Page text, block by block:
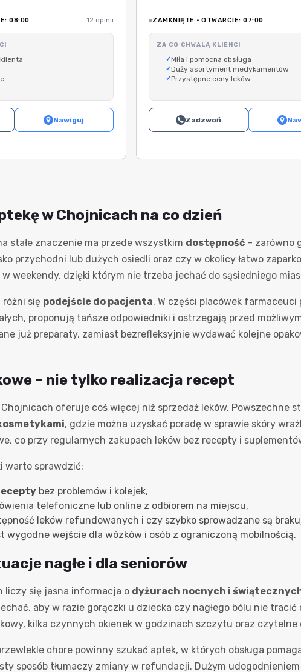
08:00 12 opinii
Nawiguj
ZAMKNIĘTE · OTWARCIE: 07:00
ZA CO CHWALĄ KLIENCI
Miła i pomocna obsługa
Duży asortyment medykamentów
Przystępne ceny leków
Zadzwoń
w Chojnicach na co dzień
stałe znaczenie ma przede wszystkim dostępność – zarówno
przychodni lub dużych osiedli oraz czy w okolicy łatwo
weekendy, dzięki którym nie trzeba jechać do sąsiedniego
różni się podejście do pacjenta. W części placówek
proponują tańsze odpowiedniki i ostrzegają przed
już preparaty, zamiast bezrefleksyjnie wydawać kolejne
– nie tylko realizacja recept
oferuje coś więcej niż sprzedaż leków. Powszechne
, gdzie można uzyskać poradę w sprawie skóry
co przy regularnych zakupach leków bez recepty i
warto sprawdzić:
bez problemów i kolejek,
telefoniczne lub online z odbiorem na miejscu,
leków refundowanych i czy szybko sprowadzane są
wygodne wejście dla wózków i osób z ograniczoną mobilnością.
nagłe i dla seniorów
liczy się jasna informacja o dyżurach nocnych i
aby w razie gorączki u dziecka czy nagłego bólu nie
kilka czynnych okienek w godzinach szczytu oraz czytelne
chore powinny szukać aptek, w których obsługa
sposób tłumaczy zmiany w refundacji. Dużym